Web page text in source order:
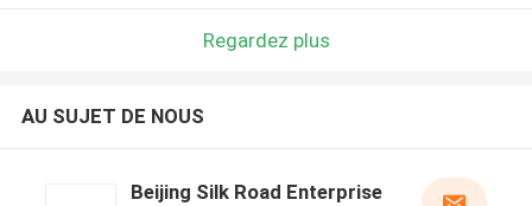
Regardez plus
AU SUJET DE NOUS
Beijing Silk Road Enterprise